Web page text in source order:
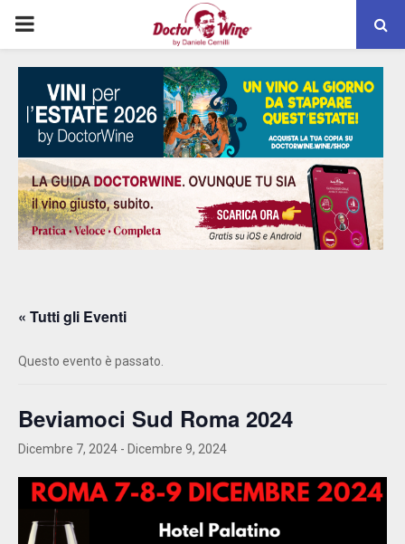
PRIMARY
MENU
« Tutti gli Eventi
Questo evento è passato.
Beviamoci Sud Roma 2024
Dicembre 7, 2024 - Dicembre 9, 2024